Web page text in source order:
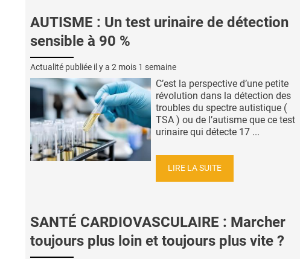
AUTISME : Un test urinaire de détection
sensible à 90 %
Actualité publiée il y a 2 mois 1 semaine
C’est la perspective d’une petite
révolution dans la détection des
troubles du spectre autistique (
TSA ) ou de l’autisme que ce test
urinaire qui détecte 17 ...
LIRE LA SUITE
SANTÉ CARDIOVASCULAIRE : Marcher
toujours plus loin et toujours plus vite ?